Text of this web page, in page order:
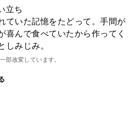
立ち
ていた記憶をたどって。手間が
喜んで食べていたから作ってく
しみじみ。
部改変しています。